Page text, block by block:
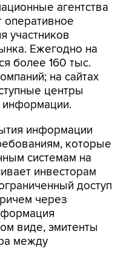
агентства
оперативное
участников
Ежегодно на
более 160 тыс.
на сайтах
центры
информации.
информации
которые
системам на
инвесторам
доступ
через
виде, эмитенты
между